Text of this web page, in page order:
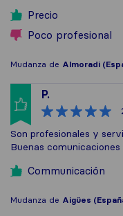
Precio
Poco profesional
Mudanza de Almoradi
P.
Son profesionales y
Buenas
Communicación
Mudanza de Aigües